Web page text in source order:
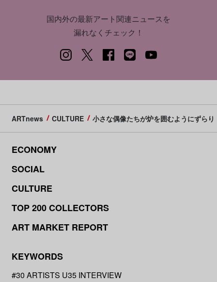
国内外の最新アート関連ニュースを
漏れなくチェック！
ARTnews CULTURE 小さな偶像たちが炉を囲むようにずら
ECONOMY
SOCIAL
CULTURE
TOP 200 COLLECTORS
ART MARKET REPORT
KEYWORDS
#30 ARTISTS U35 INTERVIEW